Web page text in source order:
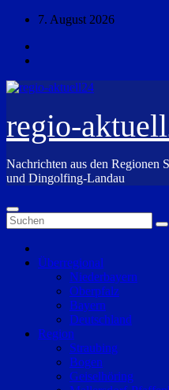
Zum
springen
7. August 2026
regio-
Nachrichten aus den Regionen
und Dingolfing-Landau
Überregional
Niederbayern
Oberpfalz
Bayern
Deutschland
Region
Straubing
Bogen
Geiselhöring